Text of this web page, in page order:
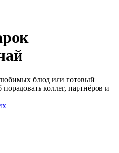
блюд или готовый
коллег, партнёров и